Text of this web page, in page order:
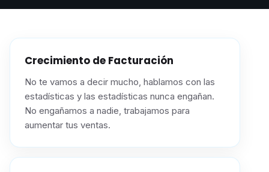
Crecimiento de Facturación
No te vamos a decir mucho, hablamos con las
estadísticas y las estadísticas nunca engañan.
No engañamos a nadie, trabajamos para
aumentar tus ventas.